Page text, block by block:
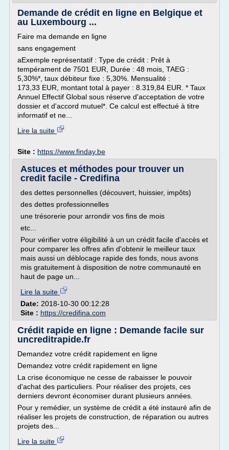
Demande de crédit en ligne en Belgique et
au Luxembourg ...
Faire ma demande en ligne
sans engagement
aExemple représentatif : Type de crédit : Prêt à
tempérament de 7501 EUR, Durée : 48 mois, TAEG :
5,30%*, taux débiteur fixe : 5,30%. Mensualité :
173,33 EUR, montant total à payer : 8.319,84 EUR. * Taux
Annuel Effectif Global sous réserve d'acceptation de votre
dossier et d'accord mutuel*. Ce calcul est effectué à titre
informatif et ne...
Lire la suite
Site : https://www.finday.be
Astuces et méthodes pour trouver un
credit facile - Credifina
des dettes personnelles (découvert, huissier, impôts)
des dettes professionnelles
une trésorerie pour arrondir vos fins de mois
etc...
Pour vérifier votre éligibilité à un un crédit facile d'accès et
pour comparer les offres afin d'obtenir le meilleur taux
mais aussi un déblocage rapide des fonds, nous avons
mis gratuitement à disposition de notre communauté en
haut de page un...
Lire la suite
Date: 2018-10-30 00:12:28
Site : https://credifina.com
Crédit rapide en ligne : Demande facile sur
uncreditrapide.fr
Demandez votre crédit rapidement en ligne
Demandez votre crédit rapidement en ligne
La crise économique ne cesse de rabaisser le pouvoir
d'achat des particuliers. Pour réaliser des projets, ces
derniers devront économiser durant plusieurs années.
Pour y remédier, un système de crédit a été instauré afin de
réaliser les projets de construction, de réparation ou autres
projets des...
Lire la suite